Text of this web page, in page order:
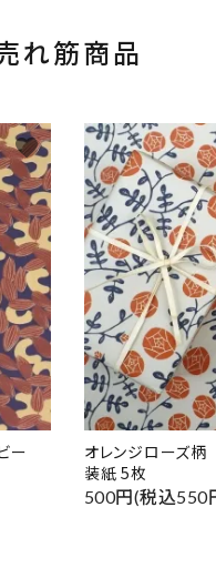
れ筋商品
ー
favorite
オレンジローズ
装紙 5枚
500円(税込550